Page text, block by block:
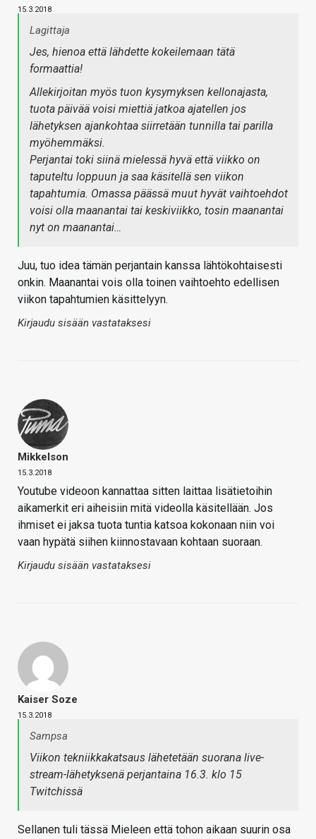
15.3.2018
Lagittaja
Jes, hienoa että lähdette kokeilemaan tätä
formaattia!
Allekirjoitan myös tuon kysymyksen kellonajasta,
tuota päivää voisi miettiä jatkoa ajatellen jos
lähetyksen ajankohtaa siirretään tunnilla tai parilla
myöhemmäksi.
Perjantai toki siinä mielessä hyvä että viikko on
taputeltu loppuun ja saa käsitellä sen viikon
tapahtumia. Omassa päässä muut hyvät vaihtoehdot
voisi olla maanantai tai keskiviikko, tosin maanantai
nyt on maanantai…
Juu, tuo idea tämän perjantain kanssa lähtökohtaisesti
onkin. Maanantai vois olla toinen vaihtoehto edellisen
viikon tapahtumien käsittelyyn.
Kirjaudu sisään vastataksesi
Mikkelson
15.3.2018
Youtube videoon kannattaa sitten laittaa lisätietoihin
aikamerkit eri aiheisiin mitä videolla käsitellään. Jos
ihmiset ei jaksa tuota tuntia katsoa kokonaan niin voi
vaan hypätä siihen kiinnostavaan kohtaan suoraan.
Kirjaudu sisään vastataksesi
Kaiser Soze
15.3.2018
Sampsa
Viikon tekniikkakatsaus lähetetään suorana live-
stream-lähetyksenä perjantaina 16.3. klo 15
Twitchissä
Sellanen tuli tässä Mieleen että tohon aikaan suurin osa